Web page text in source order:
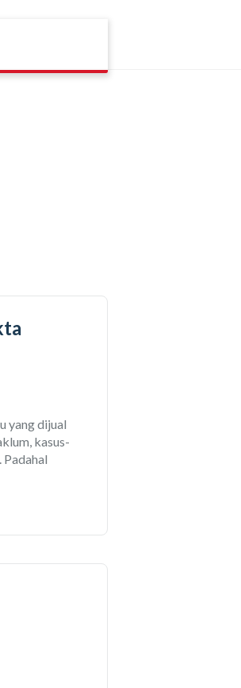
yang dijual
kasus-